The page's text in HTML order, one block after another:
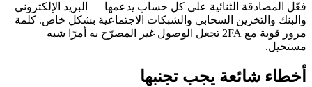
فعّل المصادقة الثنائية على كل حساب يدعمها — البريد الإلكتروني
والبنك والتخزين السحابي والشبكات الاجتماعية بشكل خاص. كلمة
مرور قوية مع 2FA تجعل الوصول غير المصرّح به أمرًا شبه
مستحيل.
أخطاء شائعة يجب تجنبها